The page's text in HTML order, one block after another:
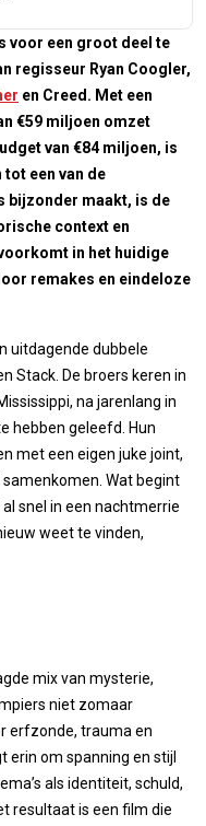
voor een groot deel te
regisseur Ryan Coogler,
en Creed. Met een
€59 miljoen omzet
van €84 miljoen, is
een van de
bijzonder maakt, is de
context en
in het huidige
remakes en eindeloze
uitdagende dubbele
Stack. De broers keren in
na jarenlang in
hebben geleefd. Hun
met een eigen juke joint,
Wat begint
snel in een nachtmerrie
weet te vinden,
mix van mysterie,
niet zomaar
erfzonde, trauma en
erin om spanning en stijl
als identiteit, schuld,
resultaat is een film die